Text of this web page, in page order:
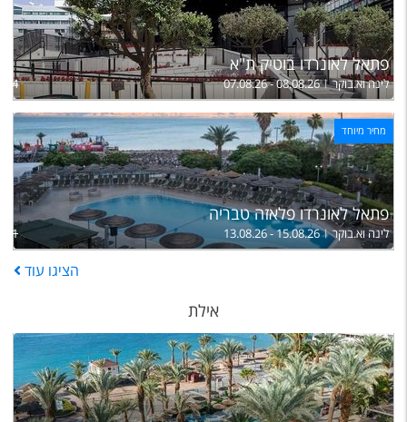
פתאל לאונרדו בוטיק ת"א
לינה וא.בוקר 07.08.26 - 08.08.26
מחיר מיוחד
פתאל לאונרדו פלאזה טבריה
לינה וא.בוקר 13.08.26 - 15.08.26
הציגו עוד
אילת